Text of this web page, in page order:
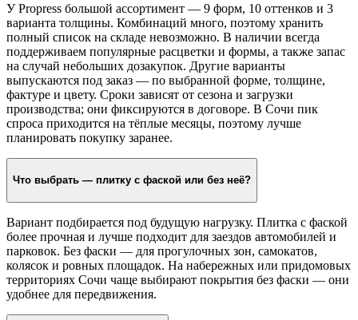
У Propress большой ассортимент — 9 форм, 10 оттенков и 3
варианта толщины. Комбинаций много, поэтому хранить
полный список на складе невозможно. В наличии всегда
поддерживаем популярные расцветки и формы, а также запас
на случай небольших дозакупок. Другие варианты
выпускаются под заказ — по выбранной форме, толщине,
фактуре и цвету. Сроки зависят от сезона и загрузки
производства; они фиксируются в договоре. В Сочи пик
спроса приходится на тёплые месяцы, поэтому лучше
планировать покупку заранее.
Что выбрать — плитку с фаской или без неё?
Вариант подбирается под будущую нагрузку. Плитка с фаской
более прочная и лучше подходит для заездов автомобилей и
парковок. Без фаски — для прогулочных зон, самокатов,
колясок и ровных площадок. На набережных или придомовых
территориях Сочи чаще выбирают покрытия без фаски — они
удобнее для передвижения.